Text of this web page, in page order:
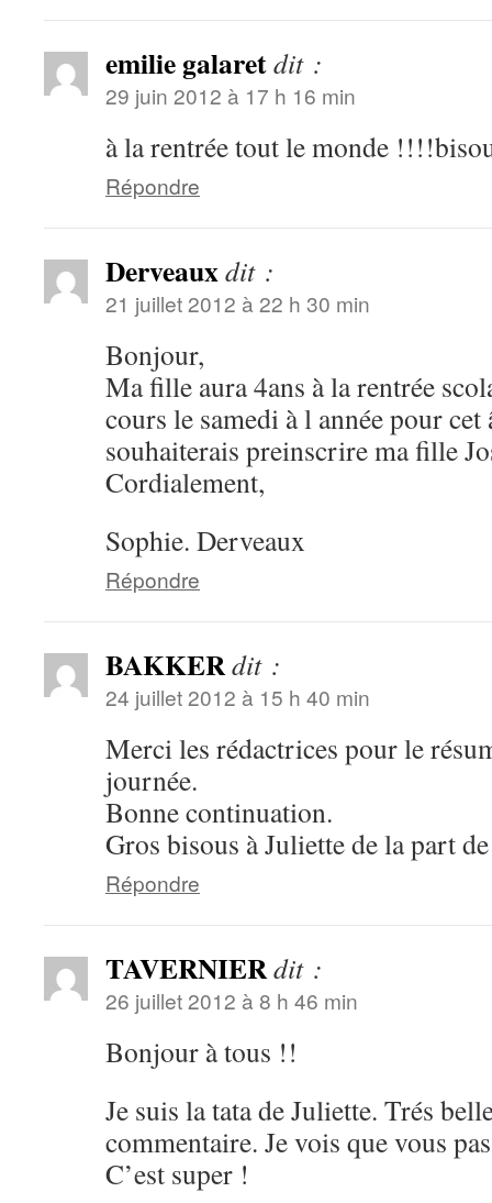
emilie galaretdit :
29 juin 2012 à 17 h 16 min
à la rentrée tout le monde
Répondre
Derveauxdit :
21 juillet 2012 à 22 h 30 min
Bonjour,
Ma fille aura 4ans à la rentrée
cours le samedi à l année pour cet
souhaiterais preinscrire ma fille
Cordialement,
Sophie. Derveaux
Répondre
BAKKERdit :
24 juillet 2012 à 15 h 40 min
Merci les rédactrices pour le
journée.
Bonne continuation.
Gros bisous à Juliette de la part
Répondre
TAVERNIERdit :
26 juillet 2012 à 8 h 46 min
Bonjour à tous !!
Je suis la tata de Juliette. Trés
commentaire. Je vois que vous
C’est super !